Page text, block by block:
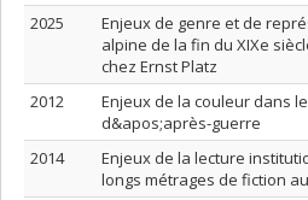
2025
Enjeux de genre et de
alpine de la fin du XIXe
chez Ernst Platz
2012
Enjeux de la couleur dans
d&apos;après-guerre
2014
Enjeux de la lecture
longs métrages de fiction